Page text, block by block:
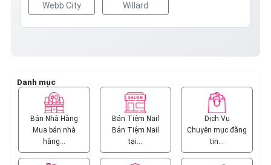
Webb City Willard
Danh mục
Bán Nhà Hàng
Mua bán nhà
hàng…
Bán Tiệm Nail
Bán Tiệm Nail
tại…
Dịch Vụ
Chuyên mục đăng
tin…